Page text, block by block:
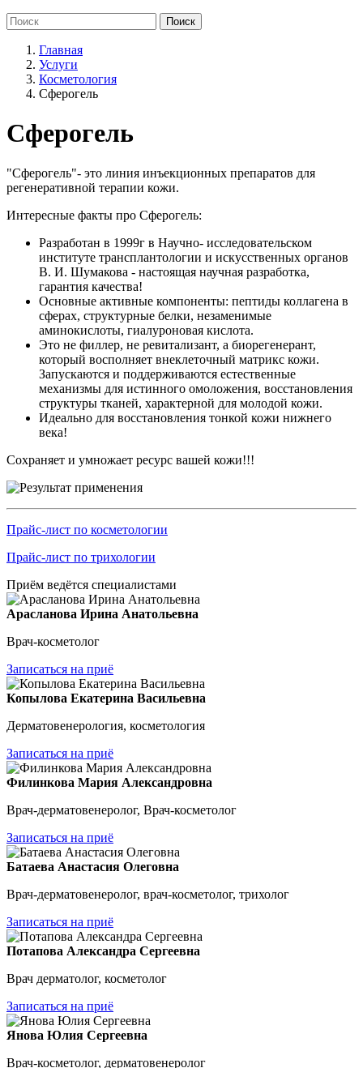
Главная
Услуги
Косметология
Сферогель
Сферогель
"Сферогель"- это линия инъекционных препаратов для
регенеративной терапии кожи.
Интересные факты про Сферогель:
Разработан в 1999г в Научно- исследовательском
институте трансплантологии и искусственных органов
В. И. Шумакова - настоящая научная разработка,
гарантия качества!
Основные активные компоненты: пептиды коллагена в
сферах, структурные белки, незаменимые
аминокислоты, гиалуроновая кислота.
Это не филлер, не ревитализант, а биорегенерант,
который восполняет внеклеточный матрикс кожи.
Запускаются и поддерживаются естественные
механизмы для истинного омоложения, восстановления
структуры тканей, характерной для молодой кожи.
Идеально для восстановления тонкой кожи нижнего
века!
Сохраняет и умножает ресурс вашей кожи!!!
Прайс-лист по косметологии
Прайс-лист по трихологии
Приём ведётся специалистами
Арасланова Ирина Анатольевна
Врач-косметолог
Записаться на приё
Копылова Екатерина Васильевна
Дерматовенерология, косметология
Записаться на приё
Филинкова Мария Александровна
Врач-дерматовенеролог, Врач-косметолог
Записаться на приё
Батаева Анастасия Олеговна
Врач-дерматовенеролог, врач-косметолог, трихолог
Записаться на приё
Потапова Александра Сергеевна
Врач дерматолог, косметолог
Записаться на приё
Янова Юлия Сергеевна
Врач-косметолог, дерматовенеролог